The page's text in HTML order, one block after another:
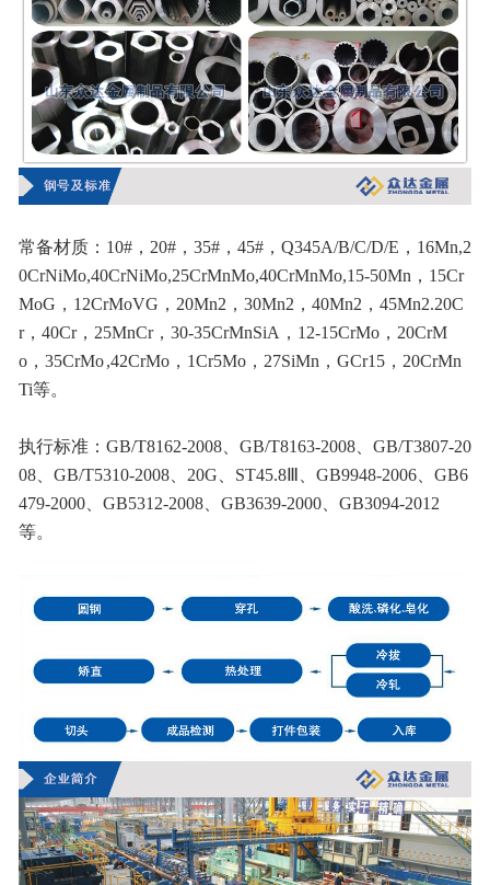
常备材质：10#，20#，35#，45#，Q345A/B/C/D/E，16Mn,2
0CrNiMo,40CrNiMo,25CrMnMo,40CrMnMo,15-50Mn，15Cr
MoG，12CrMoVG，20Mn2，30Mn2，40Mn2，45Mn2.20C
r，40Cr，25MnCr，30-35CrMnSiA，12-15CrMo，20CrM
o，35CrMo ,42CrMo，1Cr5Mo，27SiMn，GCr15，20CrMn
Ti等。
执行标准：GB/T8162-2008、GB/T8163-2008、GB/T3807-20
08、GB/T5310-2008、20G、ST45.8Ⅲ、GB9948-2006、GB6
479-2000、GB5312-2008、GB3639-2000、GB3094-2012
等。